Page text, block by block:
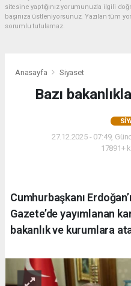
sitesine yaptığınız yorumunuzla ilgili
başınıza üstleniyorsunuz. Yazılan tüm
sorumlu tutulamaz.
Anasayfa Siyaset
Bazı
27.12.2025 - 07:49,
17891+
Cumhurbaşkanı
Gazete’de yayımlanan
bakanlık ve kurumlara